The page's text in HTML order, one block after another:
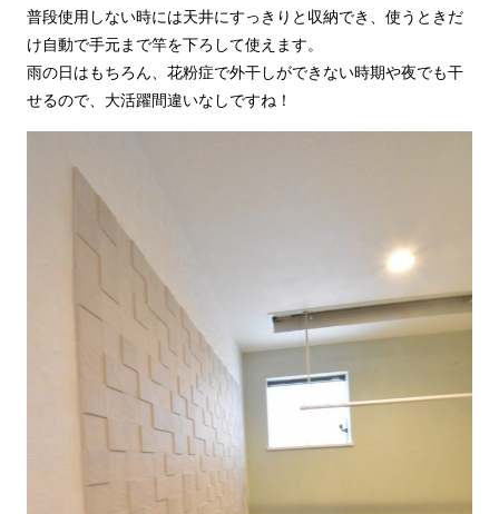
普段使用しない時には天井にすっきりと収納でき、使うときだ
け自動で手元まで竿を下ろして使えます。
雨の日はもちろん、花粉症で外干しができない時期や夜でも干
せるので、大活躍間違いなしですね！